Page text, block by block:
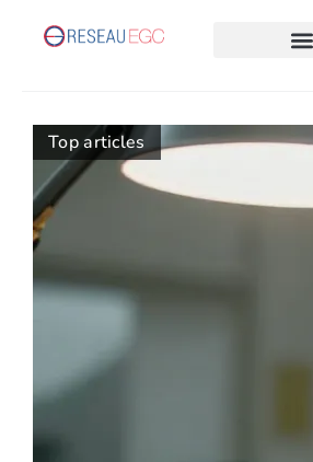
Top articles